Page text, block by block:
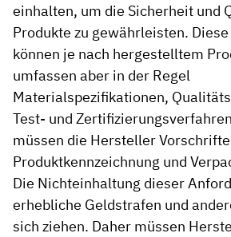
einhalten, um die Sicherheit und
Produkte zu gewährleisten.
können je nach hergestelltem
umfassen aber in der Regel
Materialspezifikationen,
Test- und
müssen die Hersteller
Produktkennzeichnung und
Die Nichteinhaltung dieser
erhebliche Geldstrafen und
sich ziehen. Daher müssen